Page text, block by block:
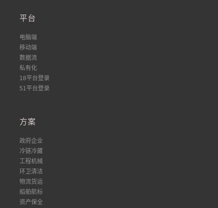
平台
电脑端
移动端
数据流
私有化
18平台登录
51平台登录
方案
政府企业
冷链冷藏
工程机械
环卫清洁
物流货运
船舶航标
资产保全